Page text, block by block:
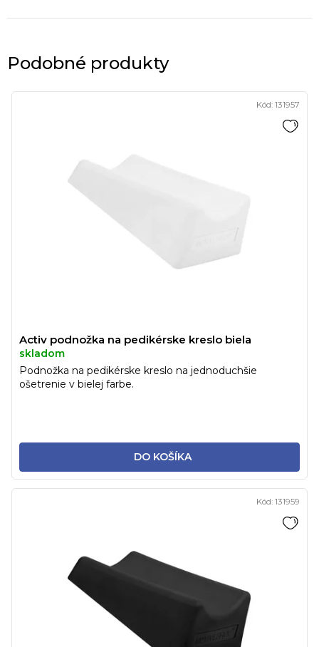
Podobné produkty
Activ podnožka na pedikérske kreslo biela
skladom
DO KOŠÍKA
Podnožka na pedikérske kreslo na jednoduchšie
ošetrenie v bielej farbe.
Kód: 131957
Kód: 131959